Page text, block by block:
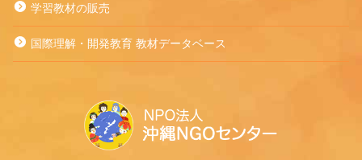
学習教材の販売
国際理解・開発教育 教材データベース